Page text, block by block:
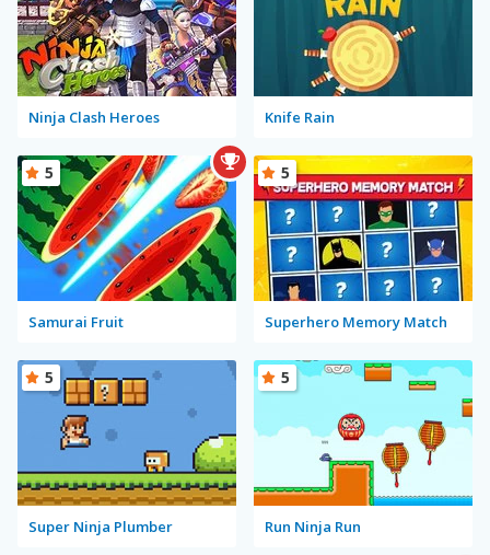
Ninja Clash Heroes Knife Rain
Samurai Fruit
5
Superhero Memory Match
5
Super Ninja Plumber
5
Run Ninja Run
5